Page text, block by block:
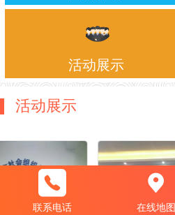
活动展示
活动展示
联系电话 在线地图